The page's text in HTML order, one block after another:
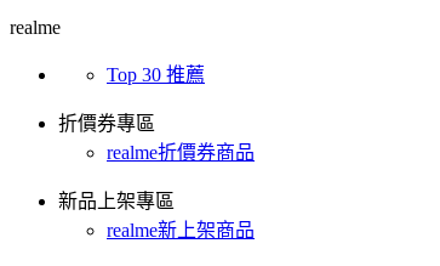
realme
Top 30 推薦
折價券專區
realme折價券商品
新品上架專區
realme新上架商品